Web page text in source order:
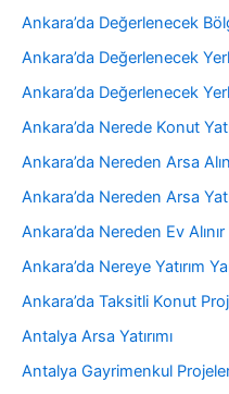
Ankara’da Değerlenecek
Ankara’da Değerlenecek
Ankara’da Değerlenecek
Ankara’da Nerede Konut
Ankara’da Nereden Arsa
Ankara’da Nereden Arsa
Ankara’da Nereden Ev Alınır
Ankara’da Nereye Yatırım
Ankara’da Taksitli Konut
Antalya Arsa Yatırımı
Antalya Gayrimenkul